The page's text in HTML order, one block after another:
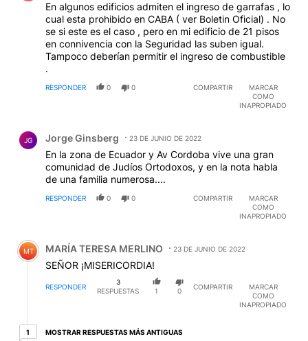
En algunos edificios admiten el ingreso de garrafas , lo
cual esta prohibido en CABA ( ver Boletin Oficial) . No
se si este es el caso , pero en mi edificio de 21 pisos
en connivencia con la Seguridad las suben igual.
Tampoco deberían permitir el ingreso de combustible
.
RESPONDER 0 0 COMPARTIR
MARCAR
COMO
INAPROPIADO
JG Jorge Ginsberg 23 DE JUNIO DE 2022
En la zona de Ecuador y Av Cordoba vive una gran
comunidad de Judíos Ortodoxos, y en la nota habla
de una familia numerosa....
RESPONDER 0 0 COMPARTIR
MARCAR
COMO
INAPROPIADO
Comentario de MARÍA TERESA MERLINO.
MT MARÍA TERESA MERLINO 23 DE JUNIO DE 2022
SEÑOR ¡MISERICORDIA!
RESPONDER
3
RESPUESTAS
1 0
COMPARTIR
MARCAR
COMO
INAPROPIADO
11 respuesta más antiguas
MOSTRAR RESPUESTAS MÁS ANTIGUAS